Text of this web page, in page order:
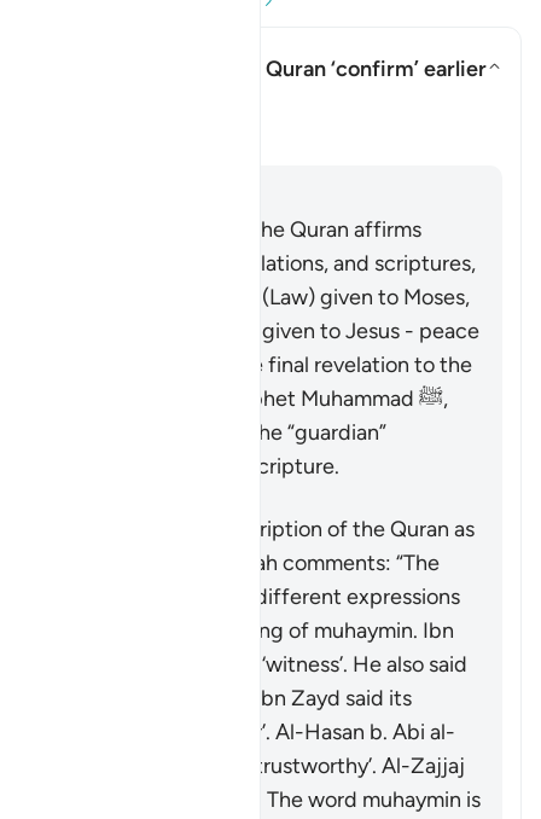
In what sense does the Quran ‘confirm’ earlier
It is well known that the Quran affirms
earlier prophets, revelations, and scriptures,
including the Tawrah (Law) given to Moses,
and the Injil (Gospel) given to Jesus - peace
be upon them. As the final revelation to the
final messenger, Prophet Muhammad ﷺ,
the Quran serves as the “guardian”
) over all scripture.
Concerning the description of the Quran as
“guardian”, Ibn ‘Atiyyah comments: “The
exegetes have used different expressions
to capture the meaning of muhaymin. Ibn
ʿAbbas said it means ‘witness’. He also said
it means ‘entrusted’. Ibn Zayd said its
meaning is ‘confirmer’. Al-Hasan b. Abi al-
Hasan said it means ‘trustworthy’. Al-Zajjaj
mentioned ‘overseer’. The word muhaymin is